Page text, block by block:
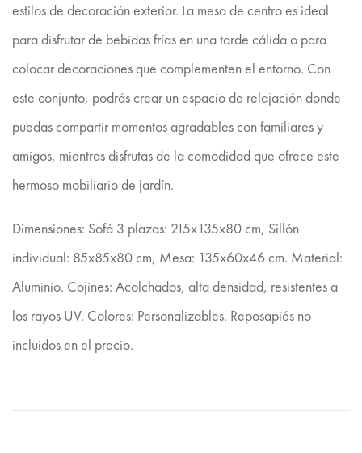
estilos de decoración exterior. La mesa de centro es ideal
para disfrutar de bebidas frías en una tarde cálida o para
colocar decoraciones que complementen el entorno. Con
este conjunto, podrás crear un espacio de relajación donde
puedas compartir momentos agradables con familiares y
amigos, mientras disfrutas de la comodidad que ofrece este
hermoso mobiliario de jardín.
Dimensiones: Sofá 3 plazas: 215x135x80 cm, Sillón
individual: 85x85x80 cm, Mesa: 135x60x46 cm. Material:
Aluminio. Cojines: Acolchados, alta densidad, resistentes a
los rayos UV. Colores: Personalizables. Reposapiés no
incluidos en el precio.